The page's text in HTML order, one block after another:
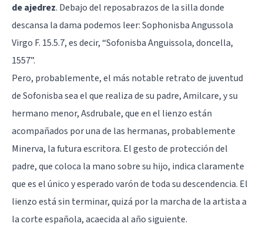
de ajedrez. Debajo del reposabrazos de la silla donde
descansa la dama podemos leer: Sophonisba Angussola
Virgo F. 15.5.7, es decir, “Sofonisba Anguissola, doncella,
1557”.
Pero, probablemente, el más notable retrato de juventud
de Sofonisba sea el que realiza de su padre, Amilcare, y su
hermano menor, Asdrubale, que en el lienzo están
acompañados por una de las hermanas, probablemente
Minerva, la futura escritora. El gesto de protección del
padre, que coloca la mano sobre su hijo, indica claramente
que es el único y esperado varón de toda su descendencia. El
lienzo está sin terminar, quizá por la marcha de la artista a
la corte española, acaecida al año siguiente.